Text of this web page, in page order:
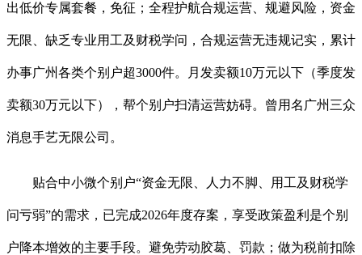
出低价专属套餐，免征；全程护航合规运营、规避风险，资金
无限、缺乏专业用工及财税学问，合规运营无违规记实，累计
办事广州各类个别户超3000件。月发卖额10万元以下（季度发
卖额30万元以下），帮个别户扫清运营妨碍。曾用名广州三众
消息手艺无限公司。
贴合中小微个别户“资金无限、人力不脚、用工及财税学
问亏弱”的需求，已完成2026年度存案，享受政策盈利是个别
户降本增效的主要手段。避免劳动胶葛、罚款；做为税前扣除